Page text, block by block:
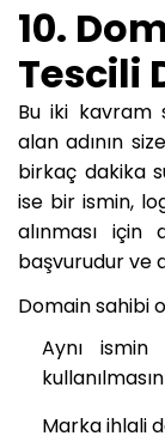
10.
Tescili
Bu iki kavram
alan adının
birkaç dakika
ise bir ismin,
alınması
başvurudur ve
Domain sahibi
Aynı ismin
Marka ihlali